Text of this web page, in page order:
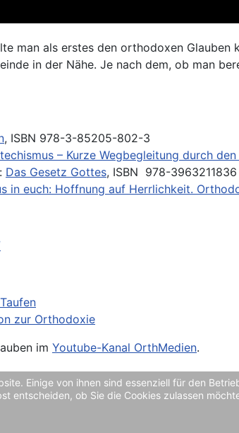
man als erstes den orthodoxen
in der Nähe. Je nach dem, ob man
, ISBN 978-3-85205-802-3
– Kurze Wegbegleitung durch
Das Gesetz Gottes, ISBN 978-3963211836
in euch: Hoffnung auf Herrlichkeit.
zur Orthodoxie
im Youtube-Kanal OrthMedien.
Einige von ihnen sind essenziell für den
entscheiden, ob Sie die Cookies zulassen